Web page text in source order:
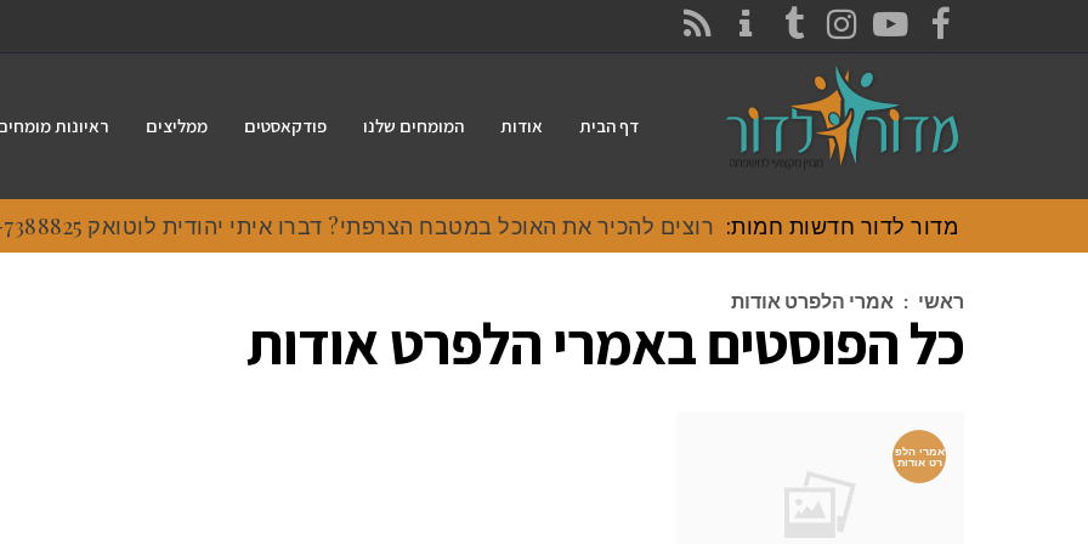
FACEBOOK
YOUTUBE
INSTAGRAM
TUMBLR
דף הבית אודות המומחים שלנו פודקאסטים ממליצים ראיונות
מדור לדור חדשות חמות: רוצים להכיר את האוכל במטבח הצרפתי? דברו איתי יהודית לוטואק 054-7388825.
ראשי : אמרי הלפרט אודות
כל הפוסטים באמרי הלפרט אודות
אמרי הלפ
רט אודות